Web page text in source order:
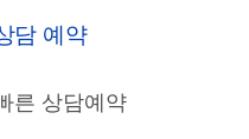
담 예약
른 상담예약